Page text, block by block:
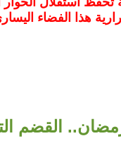
هذا الفضاء
القضم